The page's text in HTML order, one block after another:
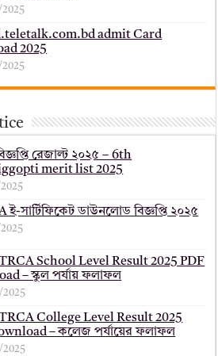
admit Card
2025
রেজাল্ট ২০২৫ – 6th
merit list 2025
ই-সার্টিফিকেট ডাউনলোড বিজ্ঞপ্তি ২০২৫
School Level Result 2025 PDF
– স্কুল পর্যায় ফলাফল
College Level Result 2025
– কলেজ পর্যায়ের ফলাফল